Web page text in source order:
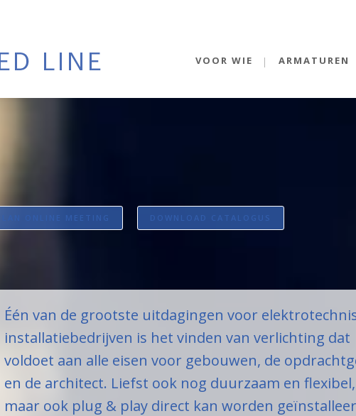
VOOR WIE ARMATUREN
PLAN ONLINE MEETING DOWNLOAD CATALOGUS
Één van de grootste uitdagingen voor
installatiebedrijven is het vinden van verlichting dat
voldoet aan alle eisen voor gebouwen, de
en de architect. Liefst ook nog duurzaam en flexibel,
maar ook plug & play direct kan worden